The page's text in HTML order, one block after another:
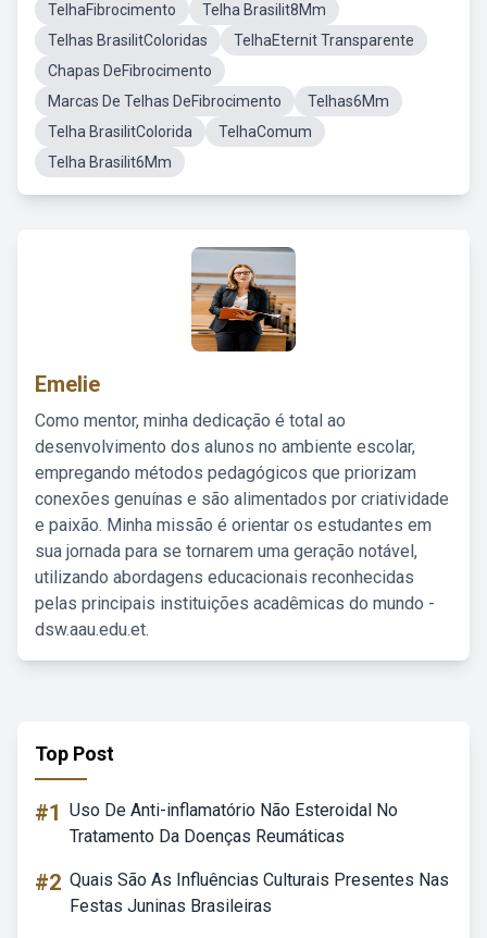
TelhaFibrocimento
Telha Brasilit8Mm
Telhas BrasilitColoridas
TelhaEternit Transparente
Chapas DeFibrocimento
Marcas De Telhas DeFibrocimento
Telhas6Mm
Telha BrasilitColorida
TelhaComum
Telha Brasilit6Mm
Emelie
Como mentor, minha dedicação é total ao
desenvolvimento dos alunos no ambiente escolar,
empregando métodos pedagógicos que priorizam
conexões genuínas e são alimentados por criatividade
e paixão. Minha missão é orientar os estudantes em
sua jornada para se tornarem uma geração notável,
utilizando abordagens educacionais reconhecidas
pelas principais instituições acadêmicas do mundo -
dsw.aau.edu.et.
Top Post
#1 Uso De Anti-inflamatório Não Esteroidal No
Tratamento Da Doenças Reumáticas
#2 Quais São As Influências Culturais Presentes Nas
Festas Juninas Brasileiras